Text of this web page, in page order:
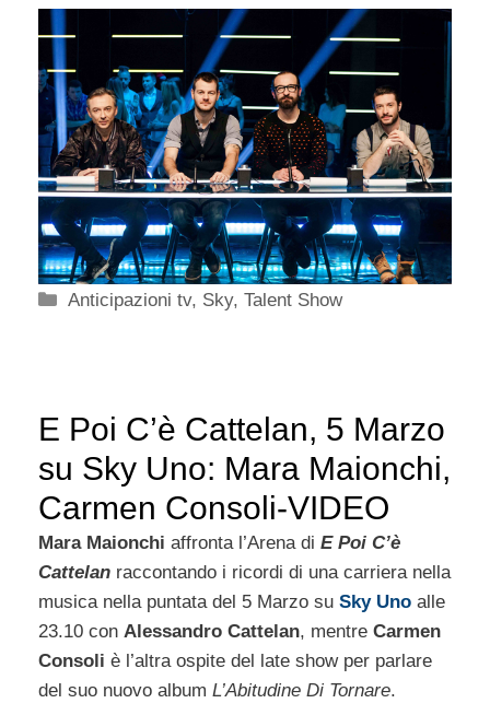
Categorie
Anticipazioni tv, Sky,Talent Show
E Poi C’è Cattelan, 5 Marzo
su Sky Uno: Mara Maionchi,
Carmen Consoli-VIDEO
Mara Maionchi affronta l’Arena di E Poi C’è
Cattelan raccontando i ricordi di una carriera nella
musica nella puntata del 5 Marzo su Sky Uno alle
23.10 con Alessandro Cattelan, mentre Carmen
Consoli è l’altra ospite del late show per parlare
del suo nuovo album L’Abitudine Di Tornare.